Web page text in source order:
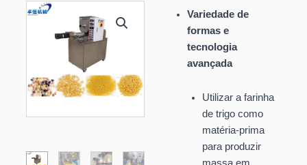
Variedade de
formas e
tecnologia
avançada
Utilizar a farinha
de trigo como
matéria-prima
para produzir
massa em